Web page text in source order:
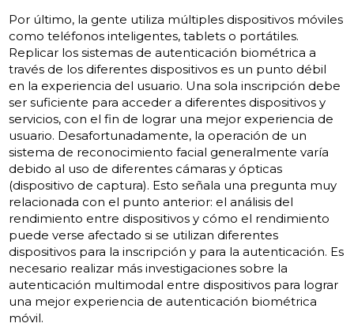
Por último, la gente utiliza múltiples dispositivos móviles
como teléfonos inteligentes, tablets o portátiles.
Replicar los sistemas de autenticación biométrica a
través de los diferentes dispositivos es un punto débil
en la experiencia del usuario. Una sola inscripción debe
ser suficiente para acceder a diferentes dispositivos y
servicios, con el fin de lograr una mejor experiencia de
usuario. Desafortunadamente, la operación de un
sistema de reconocimiento facial generalmente varía
debido al uso de diferentes cámaras y ópticas
(dispositivo de captura). Esto señala una pregunta muy
relacionada con el punto anterior: el análisis del
rendimiento entre dispositivos y cómo el rendimiento
puede verse afectado si se utilizan diferentes
dispositivos para la inscripción y para la autenticación. Es
necesario realizar más investigaciones sobre la
autenticación multimodal entre dispositivos para lograr
una mejor experiencia de autenticación biométrica
móvil.